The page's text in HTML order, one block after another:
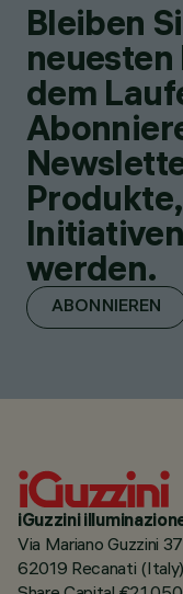
Bleiben
dem
werden.
ABONNIEREN
iGuzzini
Via Mariano Guzzini 37
62019 Recanati (Italy)